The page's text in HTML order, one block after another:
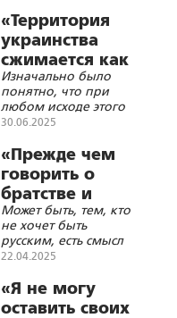
может дать им
гарантированную
защиту от России
«Территория
украинства
сжимается как
шагреневая
кожа»
Изначально было
понятно, что при
любом исходе этого
конфликта для
практически не
оставалось шансов
уцелеть
30.06.2025
«Прежде чем
говорить о
братстве и
долгах, следует
размежеваться»
Может быть, тем, кто
не хочет быть
русским, есть смысл
попытать счастье за
родственной среде?
22.04.2025
«Я не могу
оставить своих